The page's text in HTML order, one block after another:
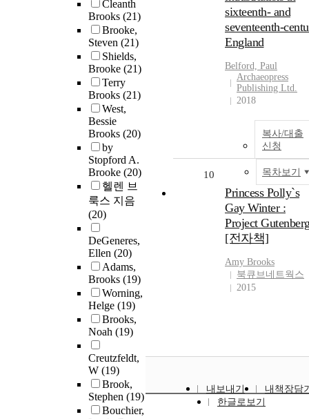
Cleanth
Brooks (21)
Brooke,
Steven (21)
Shields,
Brooke (21)
Terry
Brooks (21)
West,
Bessie
Brooks (20)
by
Stopford A.
Brooke (20)
헬렌 브
룩스 지음
(20)
DeGeneres,
Ellen (20)
Adams,
Brooks (19)
Worning,
Helge (19)
Brooks,
Noah (19)
Creutzfeldt,
W (19)
Brook,
Stephen (19)
Bouchier,
sixteenth- and
seventeenth-
England
Belford, Paul
Archaeopress
Publishing Ltd.
2018
복사/대출
신청
목차보기
10
Princess Polly`s
Gay Winter :
Project
[전자책]
Amy Brooks
북큐브네트웍스
2015
내보내기
내책장담
한글로보기